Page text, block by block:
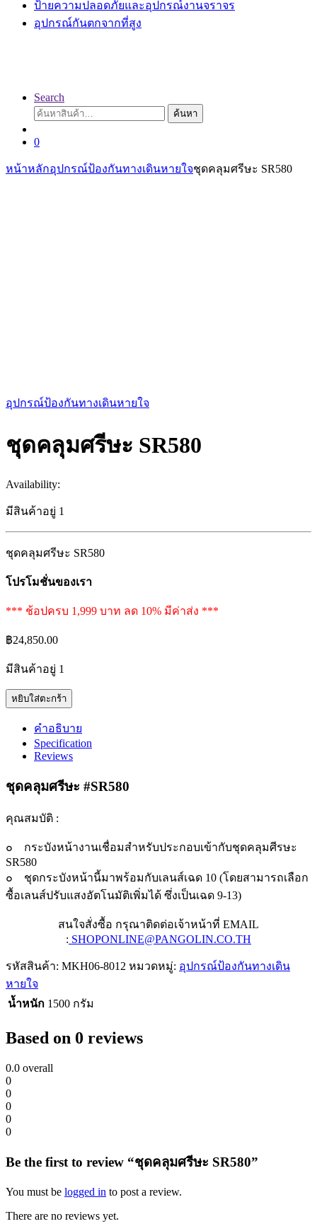
ป้ายความปลอดภัยและอุปกรณ์งานจราจร
อุปกรณ์กันตกจากที่สูง
Search
ค้นหา:
ค้นหา
0
หน้าหลักอุปกรณ์ป้องกันทางเดินหายใจชุดคลุมศรีษะ SR580
อุปกรณ์ป้องกันทางเดินหายใจ
ชุดคลุมศรีษะ SR580
Availability:
มีสินค้าอยู่ 1
ชุดคลุมศรีษะ SR580
โปรโมชั่นของเรา
*** ช้อปครบ 1,999 บาท ลด 10% มีค่าส่ง ***
฿24,850.00
มีสินค้าอยู่ 1
ชุด
ศรีษะ
SR580
quantity
หยิบใส่ตะกร้า
คำอธิบาย
Specification
Reviews
ชุดคลุมศรีษะ #SR580
คุณสมบัติ :
๐ กระบังหน้างานเชื่อมสำหรับประกอบเข้ากับชุดคลุมศีรษะ
SR580
๐ ชุดกระบังหน้านี้มาพร้อมกับเลนส์เฉด 10 (โดยสามารถเลือก
ซื้อเลนส์ปรับแสงอัตโนมัติเพิ่มได้ ซึ่งเป็นเฉด 9-13)
สนใจสั่งซื้อ กรุณาติดต่อเจ้าหน้าที่ EMAIL
: SHOPONLINE@PANGOLIN.CO.TH
รหัสสินค้า: MKH06-8012 หมวดหมู่: อุปกรณ์ป้องกันทางเดิน
หายใจ
น้ำหนัก 1500 กรัม
Based on 0 reviews
0.0 overall
0
0
0
0
0
Be the first to review “ชุดคลุมศรีษะ SR580”
You must be logged in to post a review.
There are no reviews yet.